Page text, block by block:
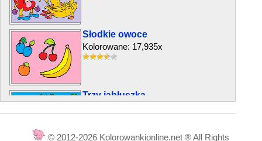
Słodkie owoce
Kolorowane: 17,935x
Trzy jabłuszka
© 2012-2026 Kolorowankionline.net ® All Rights